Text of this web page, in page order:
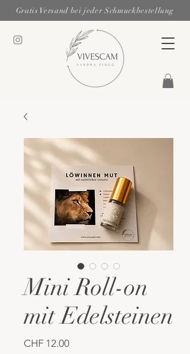
Gratis Versand bei jeder Schmuckbestellung
Mini Roll-on
mit Edelsteinen
CHF 12.00Preis